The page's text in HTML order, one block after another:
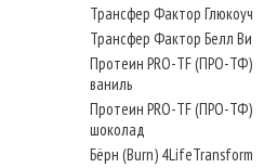
Трансфер Фактор Глюкоуч
Трансфер Фактор Белл Ви
Протеин PRO-TF (ПРО-ТФ)
ваниль
Протеин PRO-TF (ПРО-ТФ)
шоколад
Бёрн (Burn) 4LifeTransform